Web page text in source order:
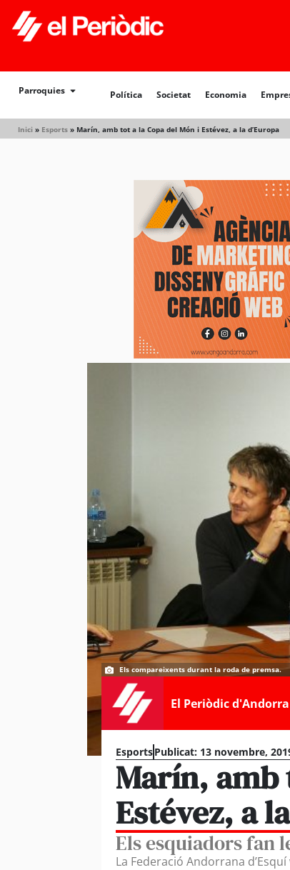
Parroquies Política Societat Economia
Inici » Esports » Marín, amb tot a la Copa del Món i Estévez, a la d’Europa
Política Societat
Els compareixents durant la roda de premsa.
El Periòdic d'Andorra
EsportsPublicat: 13 novembre,
Marín, amb
Estévez, a
Els esquiadors fan
La Federació Andorrana